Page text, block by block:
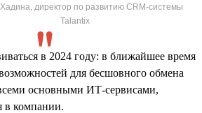
директор по развитию CRM-системы
Talantix
в 2024 году: в ближайшее время
для бесшовного обмена
основными ИТ-сервисами,
в компании.